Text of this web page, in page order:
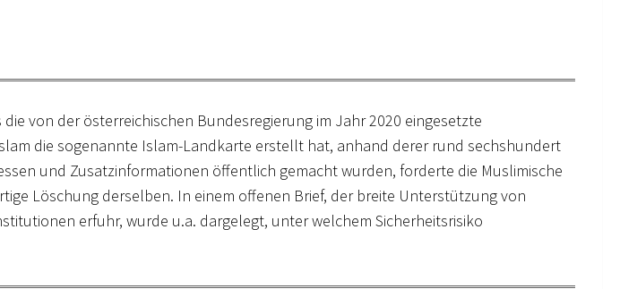
die von der österreichischen Bundesregierung im Jahr 2020 eingesetzte
die sogenannte Islam-Landkarte erstellt hat, anhand derer rund sechshundert
und Zusatzinformationen öffentlich gemacht wurden, forderte die Muslimische
Löschung derselben. In einem offenen Brief, der breite Unterstützung von
erfuhr, wurde u.a. dargelegt, unter welchem Sicherheitsrisiko